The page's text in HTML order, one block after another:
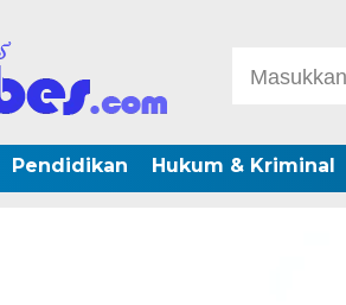
Pendidikan Hukum & Kriminal